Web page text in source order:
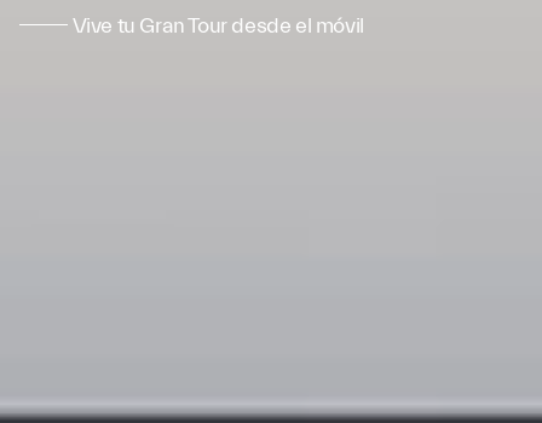
Vive tu Gran Tour desde el móvil